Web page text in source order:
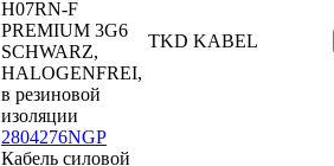
H07RN-F
PREMIUM 3G6
SCHWARZ,
HALOGENFREI,
в резиновой
изоляции
TKD KABEL
2804276NGP
Кабель силовой